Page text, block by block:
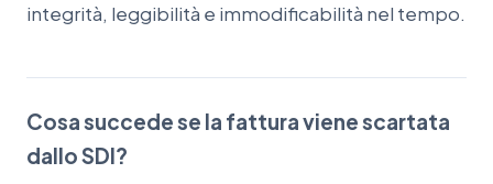
integrità, leggibilità e immodificabilità nel tempo.
Cosa succede se la fattura viene scartata
dallo SDI?